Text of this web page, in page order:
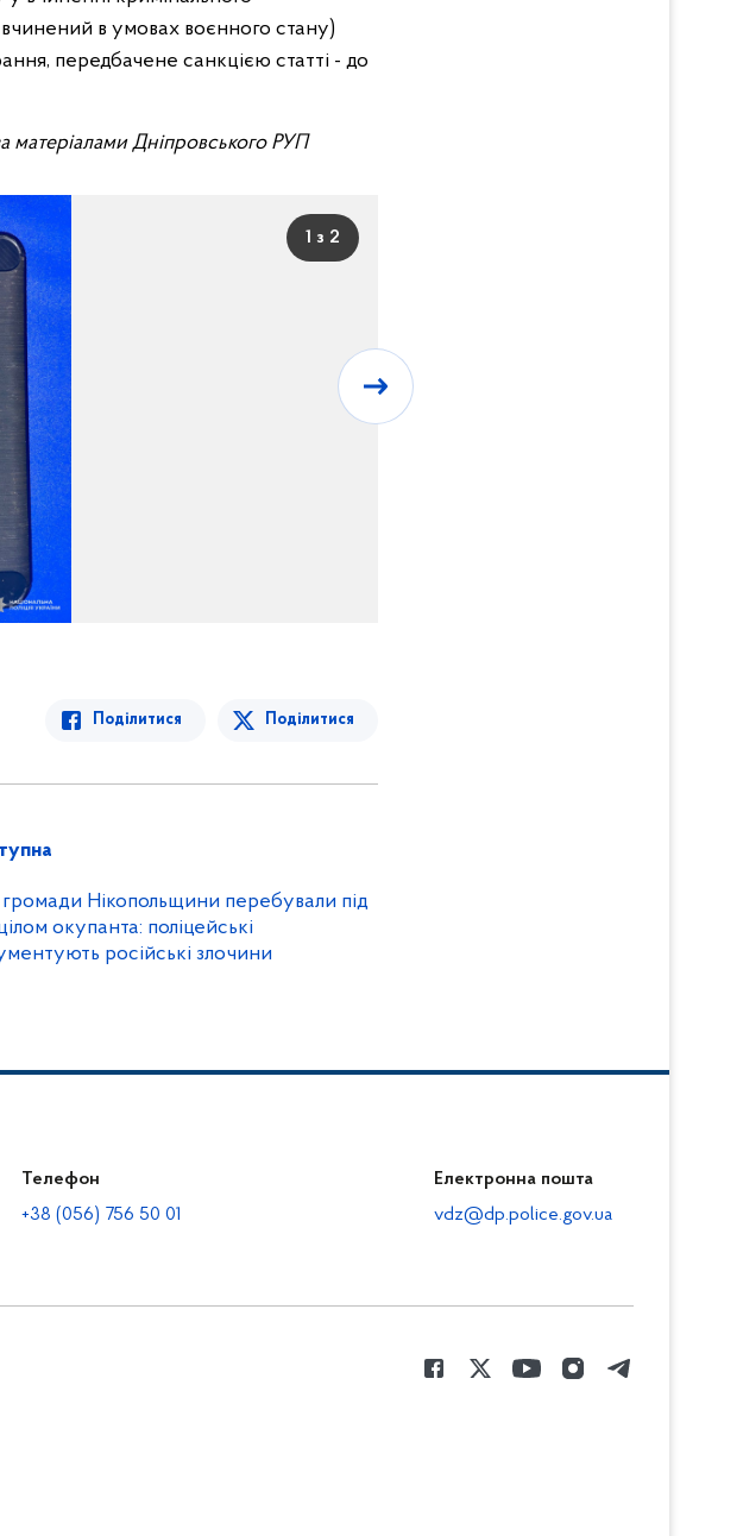
в умовах воєнного стану)
передбачене санкцією статті - до
матеріалами Дніпровського РУП
1 з 2
Поділитися Поділитися
Нікопольщини перебували під
окупанта: поліцейські
російські злочини
Телефон
+38 (056) 756 50 01
Електронна пошта
vdz@dp.police.gov.ua